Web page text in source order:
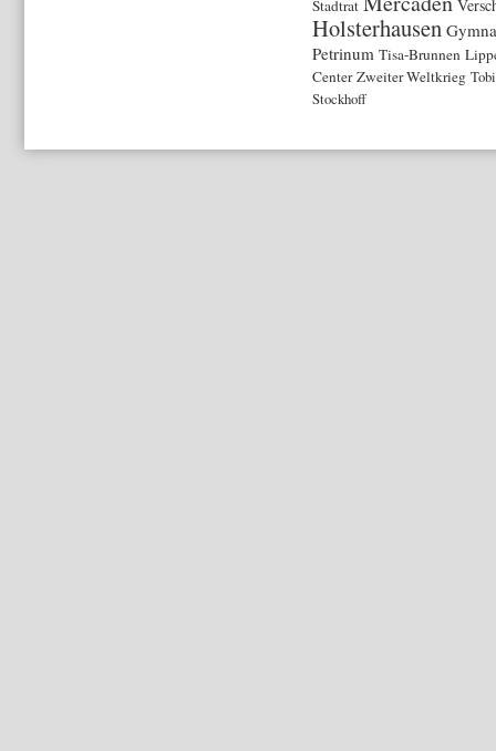
Stadtrat
Holsterhausen
Petrinum Tisa-Brunnen
Center Zweiter Weltkrieg
Stockhoff